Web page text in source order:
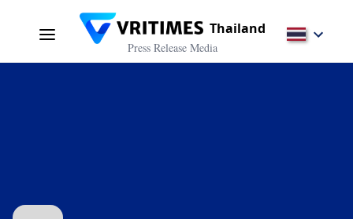
Thailand
Press Release Media